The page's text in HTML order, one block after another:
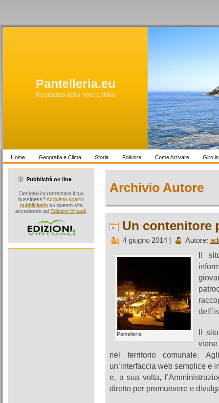
Pantelleria.eu
Il paradiso della nostra Italia
Home Geografia e Clima Storia Folklore Come Arrivare Giro
Pubblicità on line
Desideri incrementare il tuo
bussiness?Acquista spazio
pubblicitariosu questo sito
accedendo ad Edizioni Virtuali
Archivio Autore
Un contenitore
4 giugno 2014 | Autore:
Pantelleria
Il
Il
nel territorio comunale.
un’interfaccia web semplice e
e, a sua volta,
diretto per promuovere e